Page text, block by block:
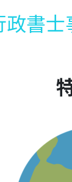
書士